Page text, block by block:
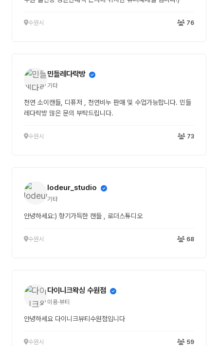
수원시 76
민들레다락방
기타
천연 소이캔들, 디퓨저 , 천연비누 판매 및 수업가능합니다. 민들
레다락방 많은 문의 부탁드립니다.
수원시 73
lodeur_studio
기타
안녕하세요:) 향기가득한 캔들 , 로더스튜디오
수원시 68
다이니크왁싱 수원점
미용·뷰티
안녕하세요 다이니크뷰티수원점입니다
수원시 59